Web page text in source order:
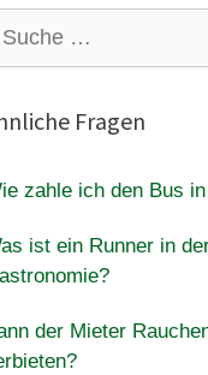
Fragen
zahle ich den Bus
ist ein Runner in
der Mieter